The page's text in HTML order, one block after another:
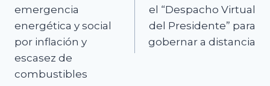
de
entradas
emergencia
energética y social
por inflación y
escasez de
combustibles
el “Despacho Virtual
del Presidente” para
gobernar a distancia